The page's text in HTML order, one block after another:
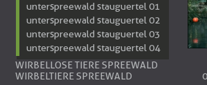
unterspreewald stauguertel 01
unterspreewald stauguertel 02
unterspreewald stauguertel 03
unterspreewald stauguertel 04
WIRBELLOSE TIERE SPREEWALD
WIRBELTIERE SPREEWALD